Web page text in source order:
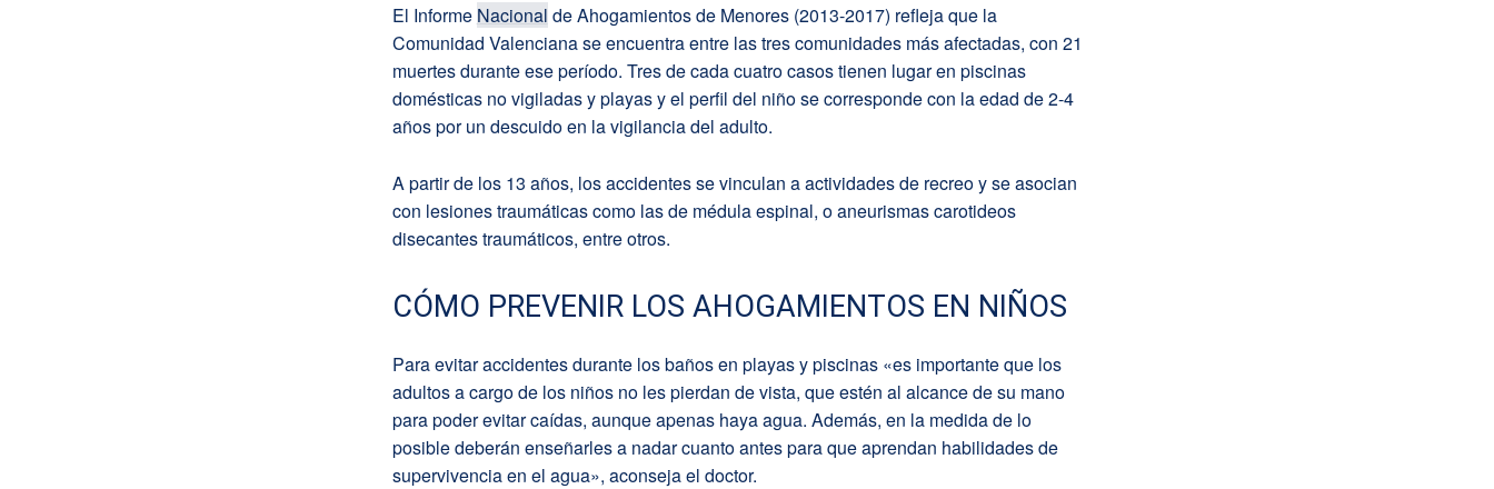
El Informe Nacional de Ahogamientos de Menores (2013-2017) refleja que la
Comunidad Valenciana se encuentra entre las tres comunidades más afectadas, con 21
muertes durante ese período. Tres de cada cuatro casos tienen lugar en piscinas
domésticas no vigiladas y playas y el perfil del niño se corresponde con la edad de 2-4
años por un descuido en la vigilancia del adulto.
A partir de los 13 años, los accidentes se vinculan a actividades de recreo y se asocian
con lesiones traumáticas como las de médula espinal, o aneurismas carotideos
disecantes traumáticos, entre otros.
CÓMO PREVENIR LOS AHOGAMIENTOS EN NIÑOS
Para evitar accidentes durante los baños en playas y piscinas «es importante que los
adultos a cargo de los niños no les pierdan de vista, que estén al alcance de su mano
para poder evitar caídas, aunque apenas haya agua. Además, en la medida de lo
posible deberán enseñarles a nadar cuanto antes para que aprendan habilidades de
supervivencia en el agua», aconseja el doctor.